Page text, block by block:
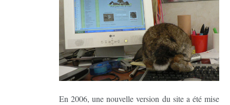
En 2006, une nouvelle version du site a été mise